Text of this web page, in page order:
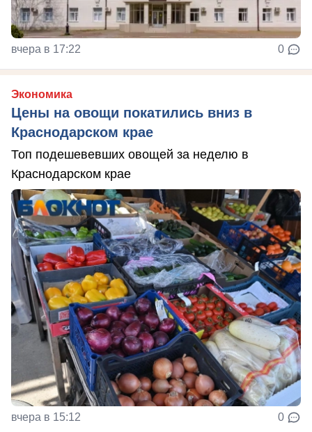
вчера в 17:22 0
Экономика
Цены на овощи покатились вниз в
Краснодарском крае
Топ подешевевших овощей за неделю в
Краснодарском крае
вчера в 15:12 0